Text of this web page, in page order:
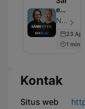
er
duNRK - Episode 5
23
1 min
Kontak
Situs web